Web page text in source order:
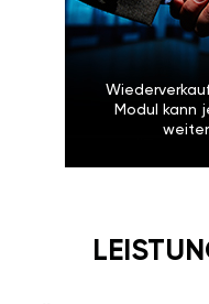
Modul kann